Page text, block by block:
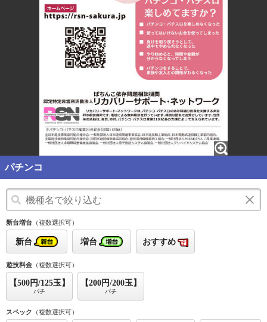
パチンコ
新台増台 （複数選択可）
新台 増台 おすすめ
遊技料金 （複数選択可）
【500円/125玉】
パチ
【200円/200玉】
パチ
スペック （複数選択可）